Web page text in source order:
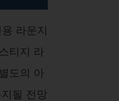
라운지
티지 라
도의 아
될 전망